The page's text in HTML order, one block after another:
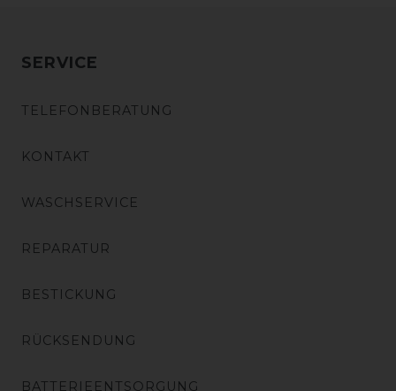
SERVICE
TELEFONBERATUNG
KONTAKT
WASCHSERVICE
REPARATUR
BESTICKUNG
RÜCKSENDUNG
BATTERIEENTSORGUNG